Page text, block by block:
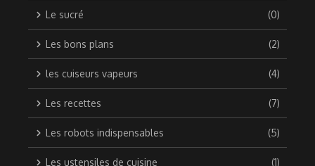
Le sucré (0)
Les bons plans (2)
les cuiseurs vapeurs (4)
Les recettes (7)
Les robots indispensables (5)
Les ustensiles de cuisine (1)